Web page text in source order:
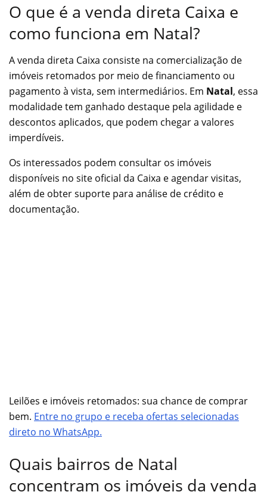
O que é a venda direta Caixa e
como funciona em Natal?
A venda direta Caixa consiste na comercialização de
imóveis retomados por meio de financiamento ou
pagamento à vista, sem intermediários. Em Natal, essa
modalidade tem ganhado destaque pela agilidade e
descontos aplicados, que podem chegar a valores
imperdíveis.
Os interessados podem consultar os imóveis
disponíveis no site oficial da Caixa e agendar visitas,
além de obter suporte para análise de crédito e
documentação.
Leilões e imóveis retomados: sua chance de comprar
bem. Entre no grupo e receba ofertas selecionadas
direto no WhatsApp.
Quais bairros de Natal
concentram os imóveis da venda